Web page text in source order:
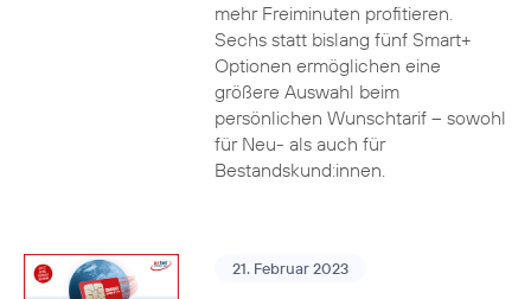
mehr Freiminuten profitieren.
Sechs statt bislang fünf Smart+
Optionen ermöglichen eine
größere Auswahl beim
persönlichen Wunschtarif – sowohl
für Neu- als auch für
Bestandskund:innen.
21. Februar 2023